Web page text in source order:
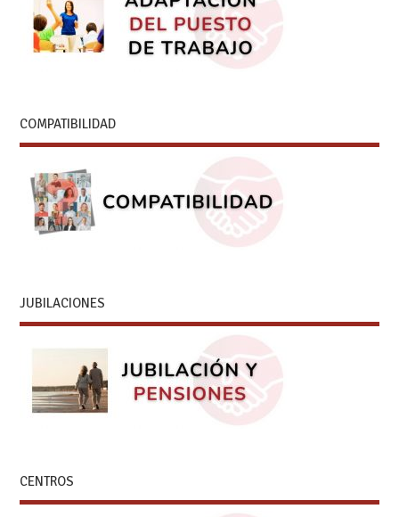
COMPATIBILIDAD
JUBILACIONES
CENTROS